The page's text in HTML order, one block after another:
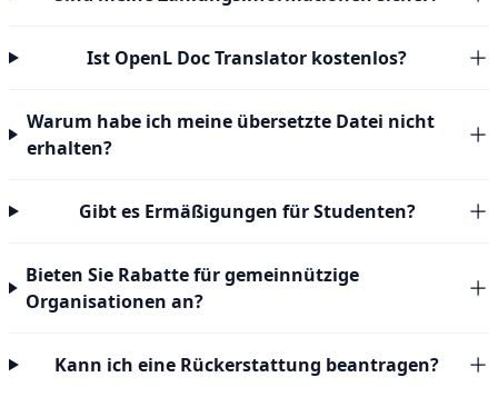
Ist OpenL Doc Translator kostenlos?
Warum habe ich meine übersetzte Datei nicht
erhalten?
Gibt es Ermäßigungen für Studenten?
Bieten Sie Rabatte für gemeinnützige
Organisationen an?
Kann ich eine Rückerstattung beantragen?